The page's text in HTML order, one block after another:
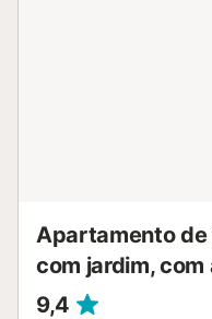
Apartamento de
com jardim,
9,4